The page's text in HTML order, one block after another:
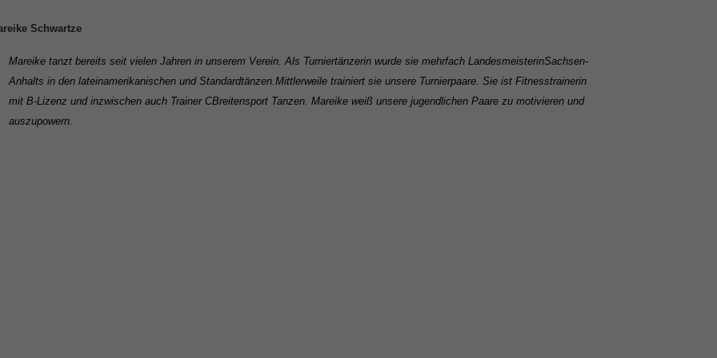
Schwartze
Mareike tanzt bereits seit vielen Jahren in unserem Verein. Als Turniertänzerin wurde sie mehrfach LandesmeisterinSachsen-
Anhalts in den lateinamerikanischen und Standardtänzen.Mittlerweile trainiert sie unsere Turnierpaare. Sie ist Fitnesstrainerin
mit B-Lizenz und inzwischen auch Trainer CBreitensport Tanzen. Mareike weiß unsere jugendlichen Paare zu motivieren und
auszupowern.